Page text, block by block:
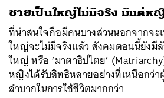
ชายเป็นใหญ่ไม่มีจริง มีแต่ห
ที่น่าสนใจคือมีคนบางส่วนนอกจากจะ
ใหญ่จะไม่มีจริงแล้ว สังคมตอนนี้ยัง
ใหญ่ หรือ ‘มาตาธิปไตย’
หญิงได้รับสิทธิหลายอย่างที่เหนือกว่
ลำบากในการใช้ชีวิตมากกว่า